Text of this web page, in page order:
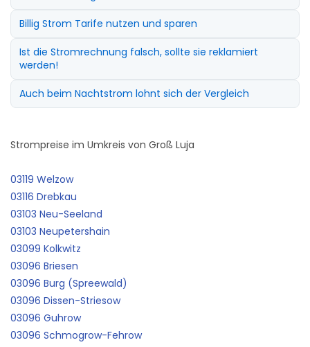
Billig Strom Tarife nutzen und sparen
Ist die Stromrechnung falsch, sollte sie reklamiert
werden!
Auch beim Nachtstrom lohnt sich der Vergleich
Strompreise im Umkreis von Groß Luja
03119 Welzow
03116 Drebkau
03103 Neu-Seeland
03103 Neupetershain
03099 Kolkwitz
03096 Briesen
03096 Burg (Spreewald)
03096 Dissen-Striesow
03096 Guhrow
03096 Schmogrow-Fehrow